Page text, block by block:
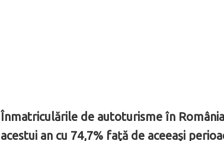
Înmatriculările de autoturisme în
acestui an cu 74,7% faţă de aceeaşi